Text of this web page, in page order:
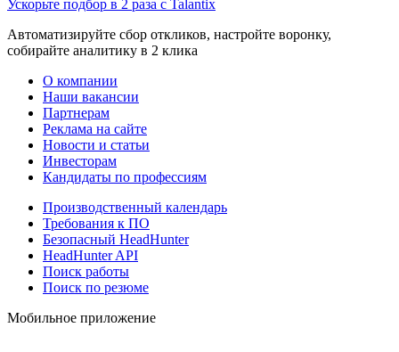
Ускорьте подбор в 2 раза с Talantix
Автоматизируйте сбор откликов, настройте воронку,
собирайте аналитику в 2 клика
О компании
Наши вакансии
Партнерам
Реклама на сайте
Новости и статьи
Инвесторам
Кандидаты по профессиям
Производственный календарь
Требования к ПО
Безопасный HeadHunter
HeadHunter API
Поиск работы
Поиск по резюме
Мобильное приложение